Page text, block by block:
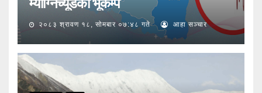
म्याग्निच्यूडको भूकम्प
२०८३ श्रावण १८, सोमबार ०७:४८ गते आहा सञ्चार